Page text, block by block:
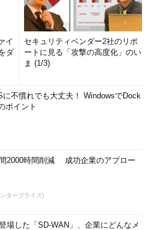
イ
ダ
セキュリティベンダー2社のリポ
ートに見る「攻撃の高度化」のい
ま (1/3)
に不慣れでも大丈夫！ WindowsでDock
ポイント
2000時間削減 成功企業のアプロー
タープライズ)
場した「SD-WAN」、企業にどんなメ